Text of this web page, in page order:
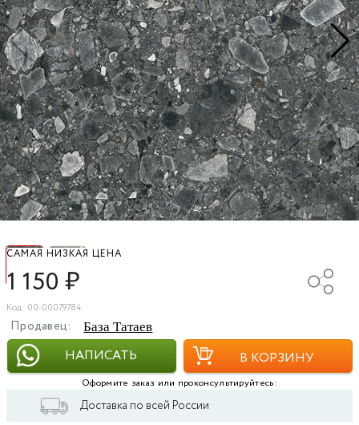
САМАЯ НИЗКАЯ ЦЕНА
1 150₽
Код: 00-00079784
Продавец: База Татаев
НАПИСАТЬ В КОРЗИНУ
Оформите заказ или проконсультируйтесь:
Доставка по всей России